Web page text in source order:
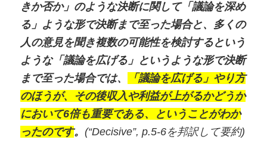
きか否か」のような決断に関して「議論を深め
る」ような形で決断まで至った場合と、多くの
人の意見を聞き複数の可能性を検討するという
ような「議論を広げる」というような形で決断
まで至った場合では、
「議論を広げる」やり方
のほうが、その後収入や利益が上がるかどうか
において6倍も重要である、ということがわか
ったのです。 (“Decisive”, p.5-6を邦訳して要約)